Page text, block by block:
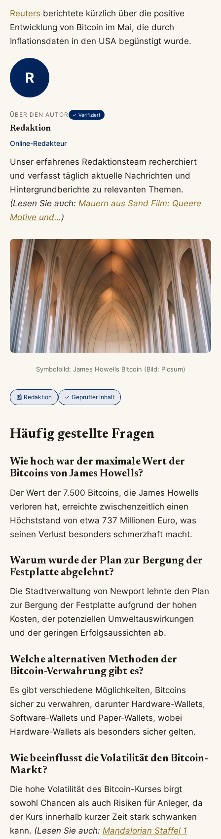
Reuters berichtete kürzlich über die positive
Entwicklung von Bitcoin im Mai, die durch
Inflationsdaten in den USA begünstigt wurde.
R
ÜBER DEN AUTOR ✓ Verifiziert
Redaktion
Online-Redakteur
Unser erfahrenes Redaktionsteam recherchiert
und verfasst täglich aktuelle Nachrichten und
Hintergrundberichte zu relevanten Themen.
(Lesen Sie auch: Mauern aus Sand Film: Queere
Motive und…)
Symbolbild: James Howells Bitcoin (Bild: Picsum)
📰 Redaktion ✓ Geprüfter Inhalt
Häufig gestellte Fragen
Wie hoch war der maximale Wert der
Bitcoins von James Howells?
Der Wert der 7.500 Bitcoins, die James Howells
verloren hat, erreichte zwischenzeitlich einen
Höchststand von etwa 737 Millionen Euro, was
seinen Verlust besonders schmerzhaft macht.
Warum wurde der Plan zur Bergung der
Festplatte abgelehnt?
Die Stadtverwaltung von Newport lehnte den Plan
zur Bergung der Festplatte aufgrund der hohen
Kosten, der potenziellen Umweltauswirkungen
und der geringen Erfolgsaussichten ab.
Welche alternativen Methoden der
Bitcoin-Verwahrung gibt es?
Es gibt verschiedene Möglichkeiten, Bitcoins
sicher zu verwahren, darunter Hardware-Wallets,
Software-Wallets und Paper-Wallets, wobei
Hardware-Wallets als besonders sicher gelten.
Wie beeinflusst die Volatilität den Bitcoin-
Markt?
Die hohe Volatilität des Bitcoin-Kurses birgt
sowohl Chancen als auch Risiken für Anleger, da
der Kurs innerhalb kurzer Zeit stark schwanken
kann. (Lesen Sie auch: Mandalorian Staffel 1